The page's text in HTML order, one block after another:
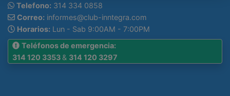
Telefono: 314 334 0858
Correo: informes@club-inntegra.com
Horarios: Lun - Sab 9:00AM - 7:00PM
Teléfonos de emergencia:
314 120 3353 & 314 120 3297